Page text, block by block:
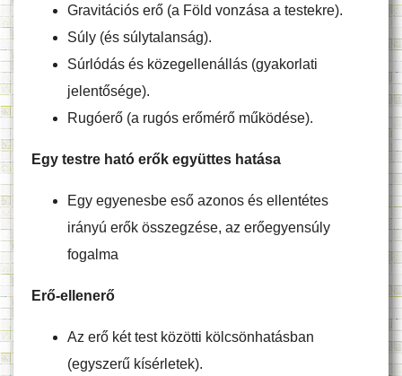
Gravitációs erő (a Föld vonzása a testekre).
Súly (és súlytalanság).
Súrlódás és közegellenállás (gyakorlati
jelentősége).
Rugóerő (a rugós erőmérő működése).
Egy testre ható erők együttes hatása
Egy egyenesbe eső azonos és ellentétes
irányú erők összegzése, az erőegyensúly
fogalma
Erő-ellenerő
Az erő két test közötti kölcsönhatásban
(egyszerű kísérletek).